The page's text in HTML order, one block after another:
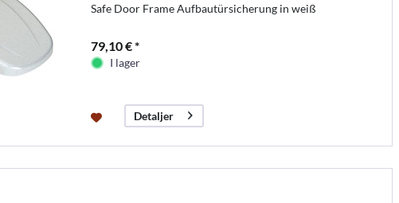
Safe Door Frame Aufbautürsicherung in weiß
79,10 € *
I lager
Detaljer